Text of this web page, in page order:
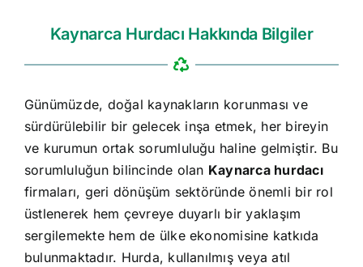
Kaynarca Hurdacı Hakkında Bilgiler
Günümüzde, doğal kaynakların korunması ve
sürdürülebilir bir gelecek inşa etmek, her bireyin
ve kurumun ortak sorumluluğu haline gelmiştir. Bu
sorumluluğun bilincinde olan Kaynarca hurdacı
firmaları, geri dönüşüm sektöründe önemli bir rol
üstlenerek hem çevreye duyarlı bir yaklaşım
sergilemekte hem de ülke ekonomisine katkıda
bulunmaktadır. Hurda, kullanılmış veya atıl